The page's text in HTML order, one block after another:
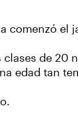
comenzó el
de 20
edad tan